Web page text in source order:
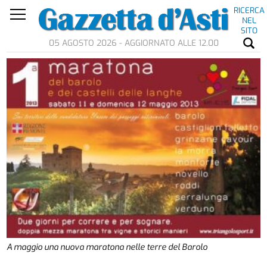
RICERCA
NEL
SITO
05 AGOSTO 2026 - AGGIORNATO ALLE 12.00
A maggio una nuova maratona nelle terre del Barolo